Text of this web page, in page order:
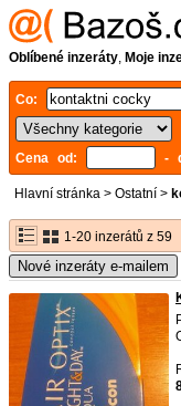
Oblíbené inzeráty, Moje
Co:
Cena od:
-
Hlavní stránka > Ostatní >
1-20 inzerátů z 59
Nové inzeráty e-mailem